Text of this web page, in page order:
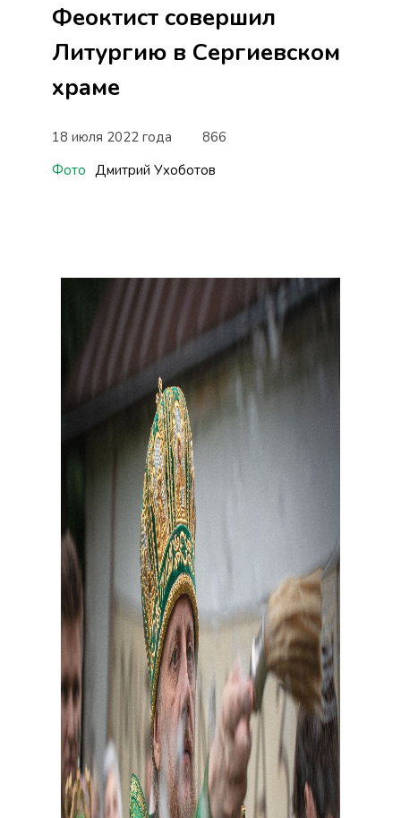
Феоктист совершил
Литургию в Сергиевском
храме
18 июля 2022 года
866
Фото Дмитрий Ухоботов